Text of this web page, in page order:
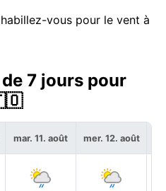
vous pour le vent à
7 jours pour
mar. 11. août mer. 12. août